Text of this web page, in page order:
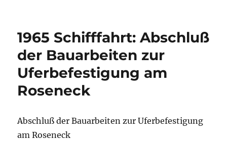
1965 Schifffahrt: Abschluß
der Bauarbeiten zur
Uferbefestigung am
Roseneck
Abschluß der Bauarbeiten zur Uferbefestigung
am Roseneck